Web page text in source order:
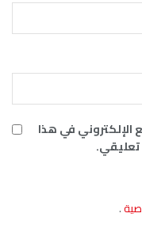
الإلكتروني في هذا
تعليقي.
.